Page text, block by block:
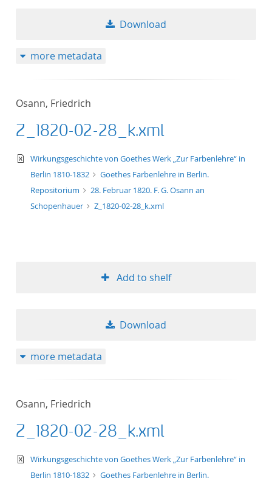
Download
more metadata
Osann, Friedrich
Z_1820-02-28_k.xml
text/xml
Wirkungsgeschichte von Goethes Werk „Zur Farbenlehre“ in
Berlin 1810-1832
Goethes Farbenlehre in Berlin.
Repositorium
28. Februar 1820. F. G. Osann an
Schopenhauer
Z_1820-02-28_k.xml
Add to shelf
Download
more metadata
Osann, Friedrich
Z_1820-02-28_k.xml
text/xml
Wirkungsgeschichte von Goethes Werk „Zur Farbenlehre“ in
Berlin 1810-1832
Goethes Farbenlehre in Berlin.